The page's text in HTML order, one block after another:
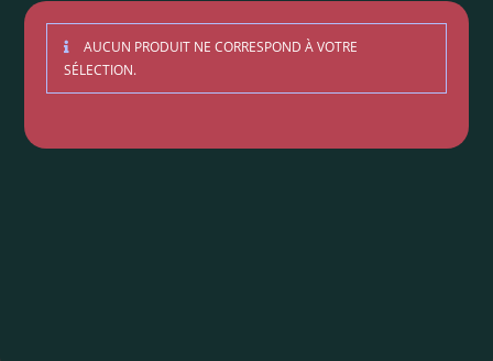
AUCUN PRODUIT NE CORRESPOND À VOTRE
SÉLECTION.